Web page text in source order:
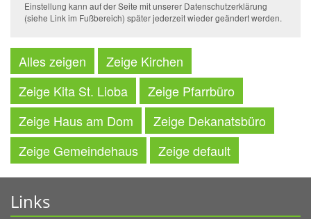
Einstellung kann auf der Seite mit unserer Datenschutzerklärung
(siehe Link im Fußbereich) später jederzeit wieder geändert werden.
Alles zeigen
Zeige Kirchen
Zeige Kita St. Lioba
Zeige Pfarrbüro
Zeige Haus am Dom
Zeige Dekanatsbüro
Zeige Gemeindehaus
Zeige default
Links